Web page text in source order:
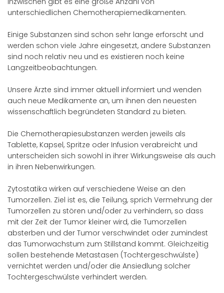
unterschiedlichen Chemotherapiemedikamenten.
Einige Substanzen sind schon sehr lange erforscht und
werden schon viele Jahre eingesetzt, andere Substanzen
sind noch relativ neu und es existieren noch keine
Langzeitbeobachtungen.
Unsere Ärzte sind immer aktuell informiert und wenden
auch neue Medikamente an, um ihnen den neuesten
wissenschaftlich begründeten Standard zu bieten.
Die Chemotherapiesubstanzen werden jeweils als
Tablette, Kapsel, Spritze oder Infusion verabreicht und
unterscheiden sich sowohl in ihrer Wirkungsweise als auch
in ihren Nebenwirkungen.
Zytostatika wirken auf verschiedene Weise an den
Tumorzellen. Ziel ist es, die Teilung, sprich Vermehrung der
Tumorzellen zu stören und/oder zu verhindern, so dass
mit der Zeit der Tumor kleiner wird, die Tumorzellen
absterben und der Tumor verschwindet oder zumindest
das Tumorwachstum zum Stillstand kommt. Gleichzeitig
sollen bestehende Metastasen (Tochtergeschwülste)
vernichtet werden und/oder die Ansiedlung solcher
Tochtergeschwülste verhindert werden.